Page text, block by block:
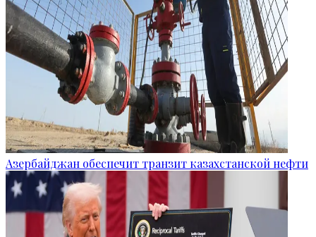
Азербайджан обеспечит транзит казахстанской нефти